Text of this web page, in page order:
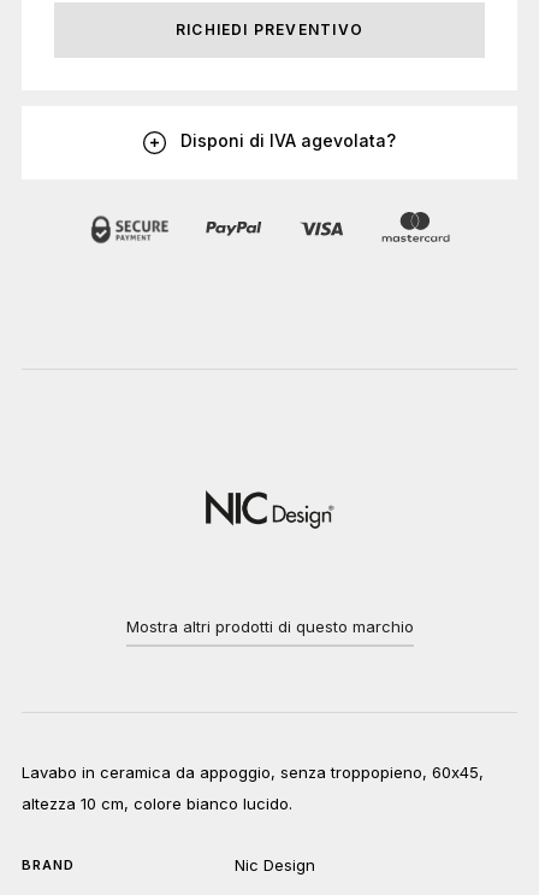
RICHIEDI PREVENTIVO
Disponi di IVA agevolata?
Mostra altri prodotti di questo marchio
Lavabo in ceramica da appoggio, senza troppopieno, 60x45,
altezza 10 cm, colore bianco lucido.
BRAND Nic Design